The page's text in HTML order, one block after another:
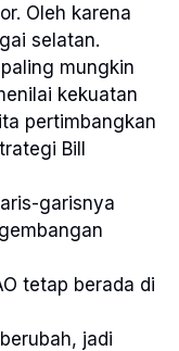
Oleh karena
selatan.
mungkin
kekuatan
pertimbangkan
Bill
garisnya
tetap berada di
jadi